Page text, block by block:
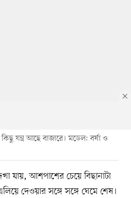
যন্ত্র আছে বাজারে। মডেল: বর্ষা ও
যায়, আশপাশের চেয়ে বিছানাটা
দেওয়ার সঙ্গে সঙ্গে ঘেমে শেষ।